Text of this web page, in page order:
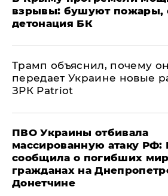
взрывы: бушуют пожары,
детонация БК
Трамп объяснил, почему
передает Украине новые
ЗРК Patriot
ПВО Украины отбивала
массированную атаку РФ:
сообщила о погибших
гражданах на
Донетчине